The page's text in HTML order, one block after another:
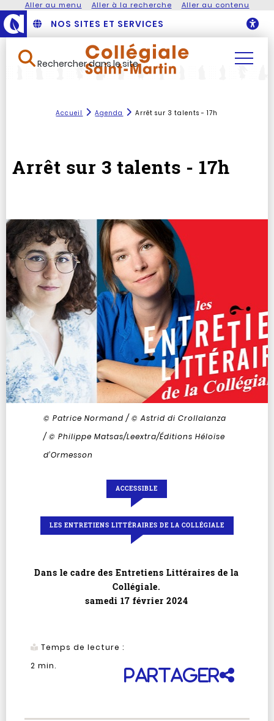
Aller au menu Aller à la recherche Aller au contenu
NOS SITES ET SERVICES
Rechercher dans le site
Accueil Agenda Arrêt sur 3 talents - 17h
Arrêt sur 3 talents - 17h
© Patrice Normand / © Astrid di Crollalanza
/ © Philippe Matsas/Leextra/Éditions Héloïse
d’Ormesson
ACCESSIBLE
LES ENTRETIENS LITTÉRAIRES DE LA COLLÉGIALE
Dans le cadre des Entretiens Littéraires de la
Collégiale.
samedi 17 février 2024
Temps de lecture :
2 min.
Partager